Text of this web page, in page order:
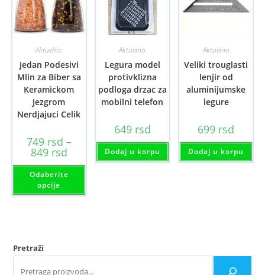
Aktuelno
Jedan Podesivi
Mlin za Biber sa
Keramickom
Jezgrom
Nerdjajuci Celik
749 rsd –
849 rsdRaspon
cena:
od
749 rsd
849 rsd
Odaberite
opcije
Ovaj
proizvoda.
Aktuelno
Legura model
protivklizna
podloga drzac za
mobilni telefon
649 rsd
Dodaj u korpu
Aktuelno
Veliki trouglasti
lenjir od
aluminijumske
legure
699 rsd
Dodaj u korpu
Pretraži